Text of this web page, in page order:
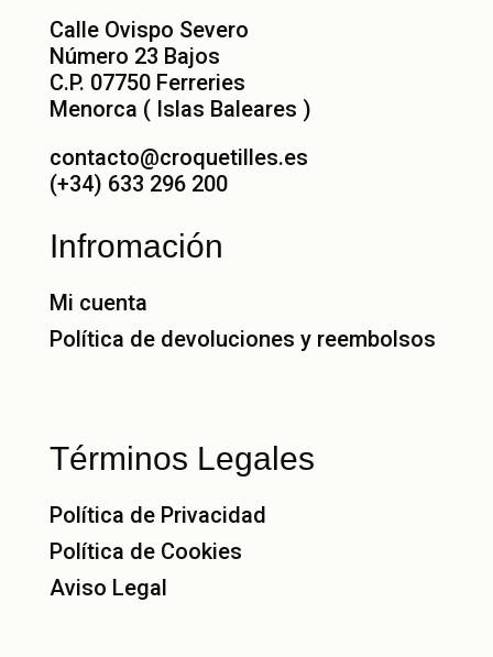
Calle Ovispo Severo
Número 23 Bajos
C.P. 07750 Ferreries
Menorca ( Islas Baleares )
contacto@croquetilles.es
(+34) 633 296 200
Infromación
Mi cuenta
Política de devoluciones y reembolsos
Términos Legales
Política de Privacidad
Política de Cookies
Aviso Legal